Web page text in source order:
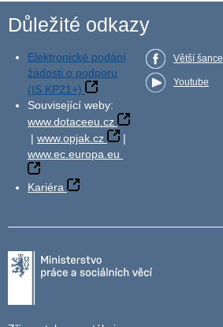
Důležité odkazy
Elektronické podání
žádosti o podporu
(IS KP21+)
Související weby:
www.dotaceeu.cz
| www.opjak.cz
|
www.ec.europa.eu
Kariéra
Větší šance
Youtube